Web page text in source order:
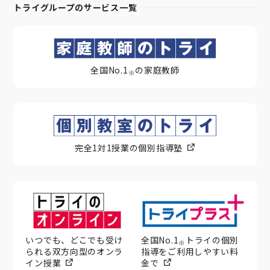
トライグループのサービス一覧
全国No.1 ※ の家庭教師
完全1対1授業の個別指導塾
いつでも、どこでも受け
られる双方向型のオンラ
イン授業
全国No.1※ トライの個別
指導をご利用しやすい料
金で